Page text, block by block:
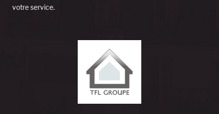
votre service.